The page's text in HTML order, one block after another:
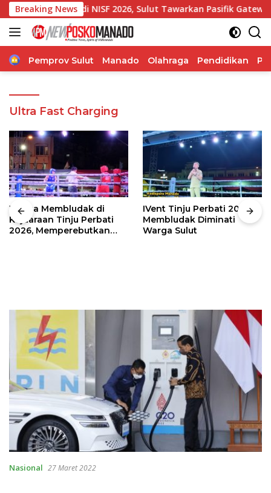
Langsung
ke
konten
Breaking News
di NISF 2026, Sulut Tawarkan Pasifik Gateway dan
Home
Pemprov Sulut Manado Olahraga Pendidikan
Ultra Fast Charging
Warga Membludak di
Kejuaraan Tinju Perbati
2026, Memperebutkan
IVent Tinju Perbati 2026
Membludak Diminati
Warga Sulut
Nasional 27 Maret 2022